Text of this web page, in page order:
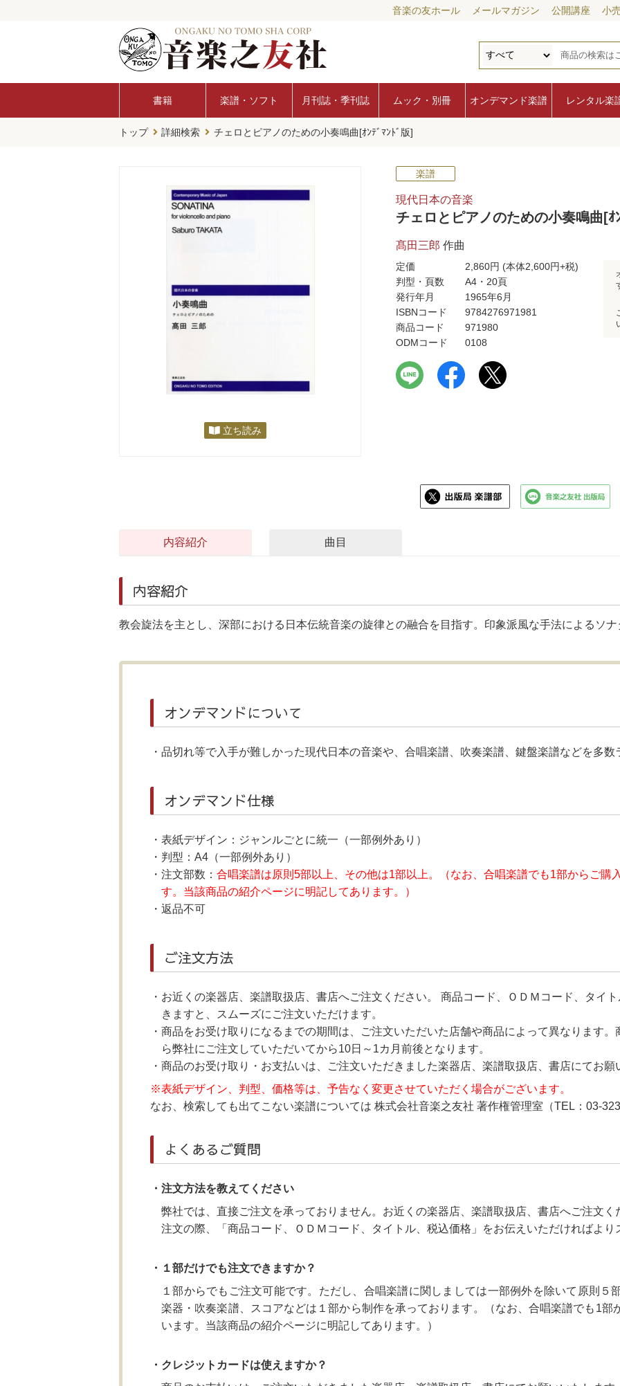
音楽の友ホール メールマガジン 公開講座 小
書籍 楽譜・ソフト 月刊誌・季刊誌 ムック・別冊 オンデマンド楽譜 レンタル楽
トップ 詳細検索 チェロとピアノのための小奏鳴曲[ｵﾝﾃﾞﾏﾝﾄﾞ版]
立ち読み
楽譜
現代日本の音楽
チェロとピアノのための小奏鳴曲[ｵ
髙田三郎 作曲
定価 2,860円 (本体2,600円+税)
判型・頁数
A4・20頁
発行年月
1965年6月
ISBNコード
9784276971981
商品コード
971980
ODMコード
0108
内容紹介 曲目
内容紹介
教会旋法を主とし、深部における日本伝統音楽の旋律との融合を目指す。印象派風な手法によるソ
オンデマンドについて
品切れ等で入手が難しかった現代日本の音楽や、合唱楽譜、吹奏楽譜、鍵盤楽譜などを多数
オンデマンド仕様
表紙デザイン：ジャンルごとに統一（一部例外あり）
判型：A4（一部例外あり）
注文部数： 合唱楽譜は原則5部以上、その他は1部以上。（なお、合唱楽譜でも1部からご購
す。当該商品の紹介ページに明記してあります。）
返品不可
ご注文方法
お近くの楽器店、楽譜取扱店、書店へご注文ください。 商品コード、ＯＤＭコード、タイ
きますと、スムーズにご注文いただけます。
商品をお受け取りになるまでの期間は、ご注文いただいた店舗や商品によって異なります
ら弊社にご注文していただいてから10日～1カ月前後となります。
商品のお受け取り・お支払いは、ご注文いただきました楽器店、楽譜取扱店、書店にてお願
※表紙デザイン、判型、価格等は、予告なく変更させていただく場合がございます。
なお、検索しても出てこない楽譜については 株式会社音楽之友社 著作権管理室（TEL：03-
よくあるご質問
・注文方法を教えてください
弊社では、直接ご注文を承っておりません。お近くの楽器店、楽譜取扱店、書店へご注文く
注文の際、「商品コード、ＯＤＭコード、タイトル、税込価格」をお伝えいただければより
・１部だけでも注文できますか？
１部からでもご注文可能です。ただし、合唱楽譜に関しましては一部例外を除いて原則５
楽器・吹奏楽譜、スコアなどは１部から制作を承っております。（なお、合唱楽譜でも1部
います。当該商品の紹介ページに明記してあります。）
・クレジットカードは使えますか？